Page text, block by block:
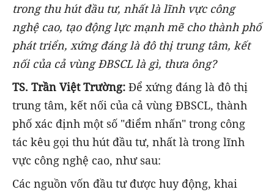
trong thu hút đầu tư, nhất là lĩnh vực công
nghệ cao, tạo động lực mạnh mẽ cho thành phố
phát triển, xứng đáng là đô thị trung tâm, kết
nối của cả vùng ĐBSCL là gì, thưa ông?
TS. Trần Việt Trường: Để xứng đáng là đô thị
trung tâm, kết nối của cả vùng ĐBSCL, thành
phố xác định một số "điểm nhấn" trong công
tác kêu gọi thu hút đầu tư, nhất là trong lĩnh
vực công nghệ cao, như sau:
Các nguồn vốn đầu tư được huy động, khai